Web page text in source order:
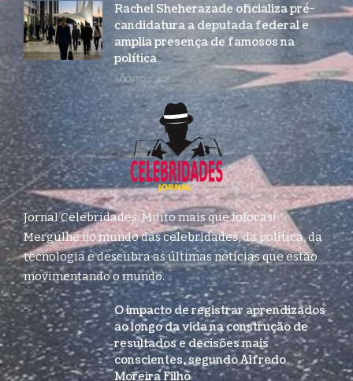
Rachel Sheherazade oficializa pré-
candidatura a deputada federal e
amplia presença de famosos na
política
AGOSTO 7, 2026
Jornal Celebridades: Muito mais que fofocas!
Mergulhe no mundo das celebridades, da política, da
tecnologia e descubra as últimas notícias que estão
movimentando o mundo.
O impacto de registrar aprendizados
ao longo da vida na construção de
resultados e decisões mais
conscientes, segundo Alfredo
Moreira Filho